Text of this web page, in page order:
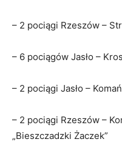
– 2 pociągi Rzeszów –
– 6 pociągów Jasło –
– 2 pociągi Jasło –
– 2 pociągi Rzeszów –
„Bieszczadzki Żaczek”